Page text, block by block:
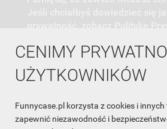
CENIMY
UŻYTKOWNIKÓW
Funnycase.pl korzysta z cookies i
zapewnić niezawodność i
INFORMACJA O SKLEPIE